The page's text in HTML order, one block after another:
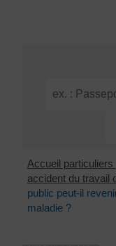
Accueil particuliers
accident du travail
public peut-il
maladie ?